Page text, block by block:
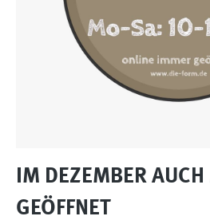
IM DEZEMBER
GEÖFFNET